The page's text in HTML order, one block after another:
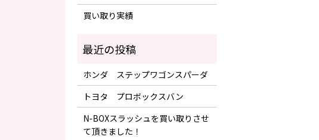
買い取り実績
ホンダ ステップワゴンスパーダ
トヨタ プロボックスバン
N-BOXスラッシュを買い取りさせ
て頂きました！